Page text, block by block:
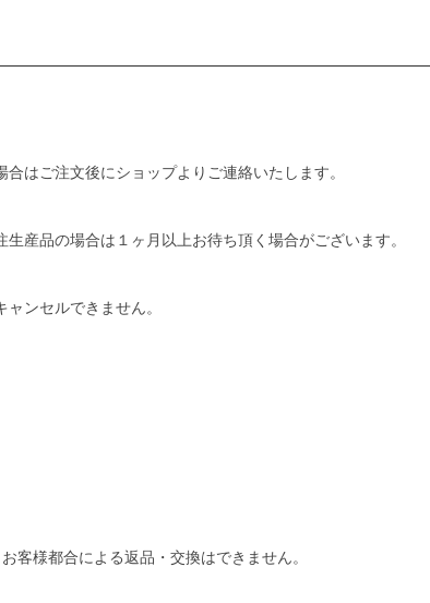
はご注文後にショップよりご連絡いたします。
産品の場合は１ヶ月以上お待ち頂く場合がございます。
ンセルできません。
客様都合による返品・交換はできません。